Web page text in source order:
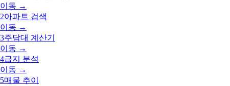
이동 →
2아파트 검색
이동 →
3주담대 계산기
이동 →
4급지 분석
이동 →
5매물 추이